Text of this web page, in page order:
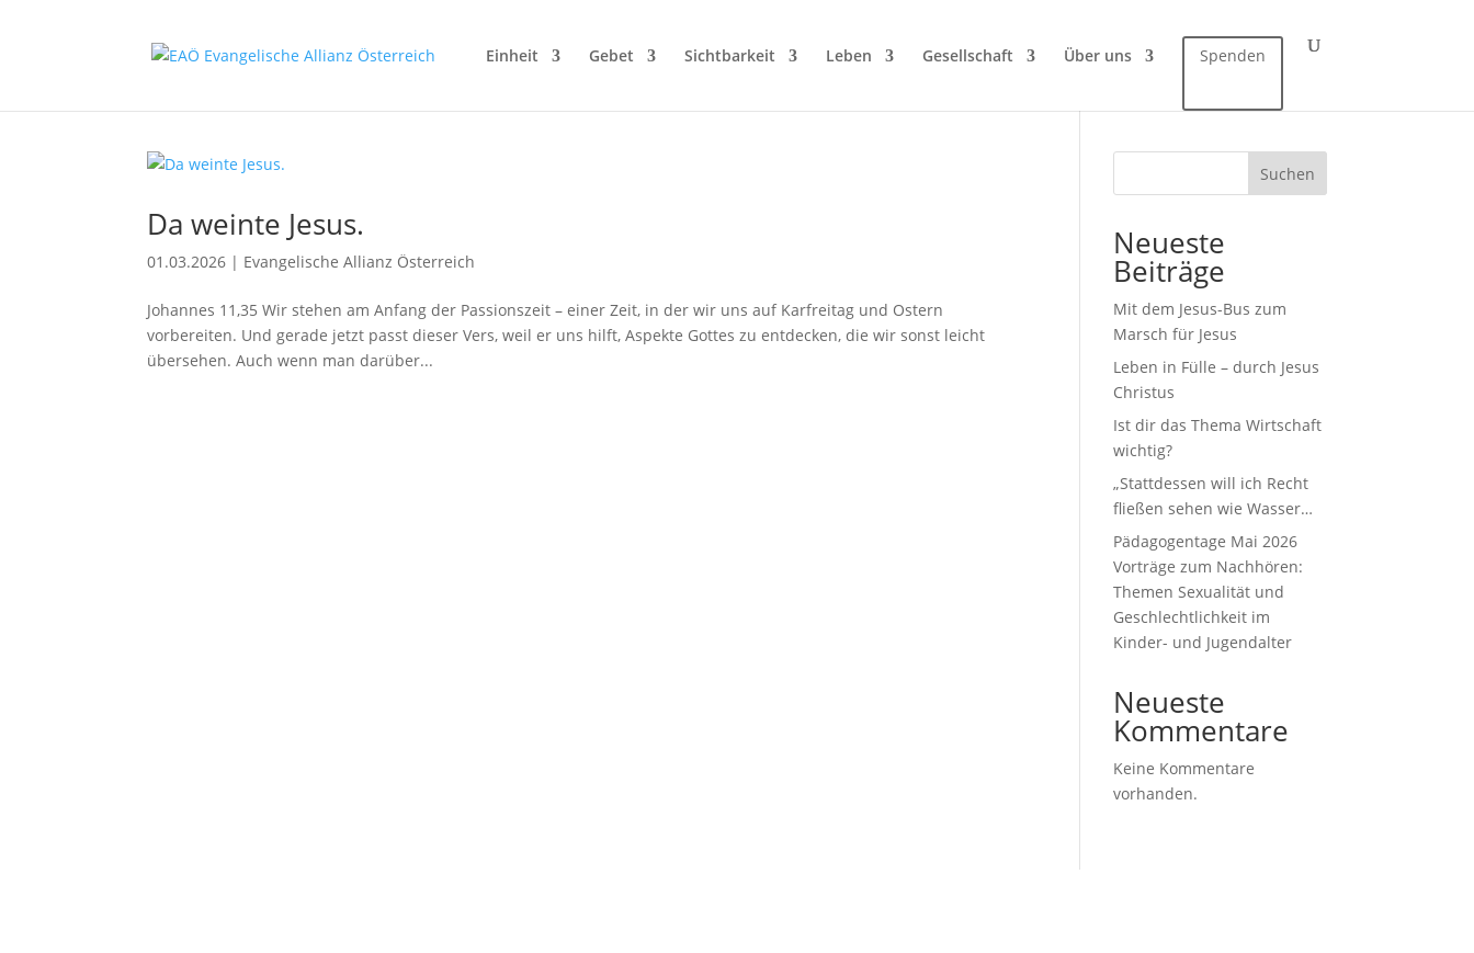
Einheit Gebet Sichtbarkeit Leben Gesellschaft Über uns Spenden
Da weinte Jesus.
01.03.2026 | Evangelische Allianz Österreich
Johannes 11,35 Wir stehen am Anfang der Passionszeit – einer Zeit, in der wir uns auf Karfreitag und Ostern
vorbereiten. Und gerade jetzt passt dieser Vers, weil er uns hilft, Aspekte Gottes zu entdecken, die wir sonst leicht
übersehen. Auch wenn man darüber...
Suchen
Neueste
Beiträge
Mit dem Jesus-Bus zum
Marsch für Jesus
Leben in Fülle – durch Jesus
Christus
Ist dir das Thema Wirtschaft
wichtig?
„Stattdessen will ich Recht
fließen sehen wie Wasser…
Pädagogentage Mai 2026
Vorträge zum Nachhören:
Themen Sexualität und
Geschlechtlichkeit im
Kinder- und Jugendalter
Neueste
Kommentare
Keine Kommentare
vorhanden.